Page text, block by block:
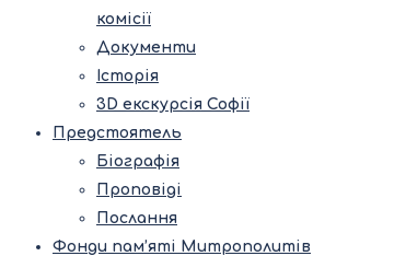
комісії
Документи
Історія
3D екскурсія Софії
Предстоятель
Біографія
Проповіді
Послання
Фонди пам’яті Митрополитів